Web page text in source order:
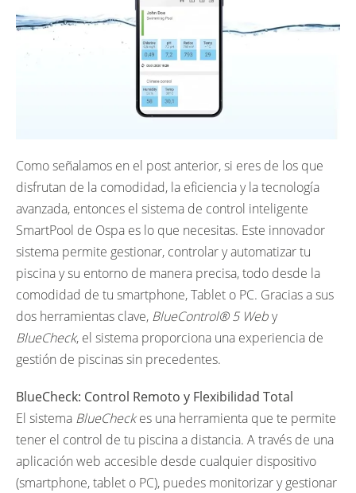
Como señalamos en el post anterior, si eres de los que
disfrutan de la comodidad, la eficiencia y la tecnología
avanzada, entonces el sistema de control inteligente
SmartPool de Ospa es lo que necesitas. Este innovador
sistema permite gestionar, controlar y automatizar tu
piscina y su entorno de manera precisa, todo desde la
comodidad de tu smartphone, Tablet o PC. Gracias a sus
dos herramientas clave, BlueControl® 5 Weby
BlueCheck, el sistema proporciona una experiencia de
gestión de piscinas sin precedentes.
BlueCheck: Control Remoto y Flexibilidad Total
El sistema BlueCheckes una herramienta que te permite
tener el control de tu piscina a distancia. A través de una
aplicación web accesible desde cualquier dispositivo
(smartphone, tablet o PC), puedes monitorizar y gestionar